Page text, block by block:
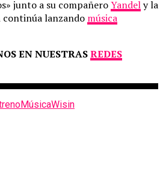
junto a su compañeroYandely la
continúa lanzando música
EN NUESTRASREDES
MúsicaWisin